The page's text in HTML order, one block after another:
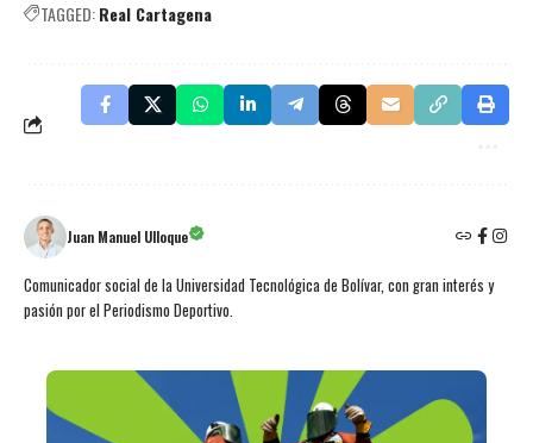
TAGGED:Real Cartagena
Juan Manuel Ulloque
Comunicador social de la Universidad Tecnológica de Bolívar, con gran interés y
pasión por el Periodismo Deportivo.